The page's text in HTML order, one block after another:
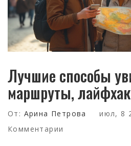
Лучшие способы
маршруты,
От: Арина Петрова июл, 8
Комментарии